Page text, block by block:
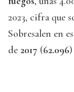
2023, cifra que
Sobresalen en
de 2017 (62.096